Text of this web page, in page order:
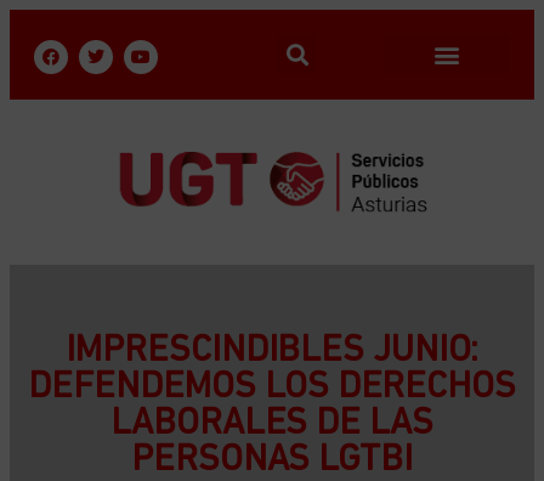
IMPRESCINDIBLES JUNIO:
DEFENDEMOS LOS DERECHOS
LABORALES DE LAS
PERSONAS LGTBI